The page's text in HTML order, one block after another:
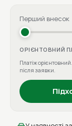
Перший внесок
ОРІЄНТОВНИЙ
Платіж
після заявки.